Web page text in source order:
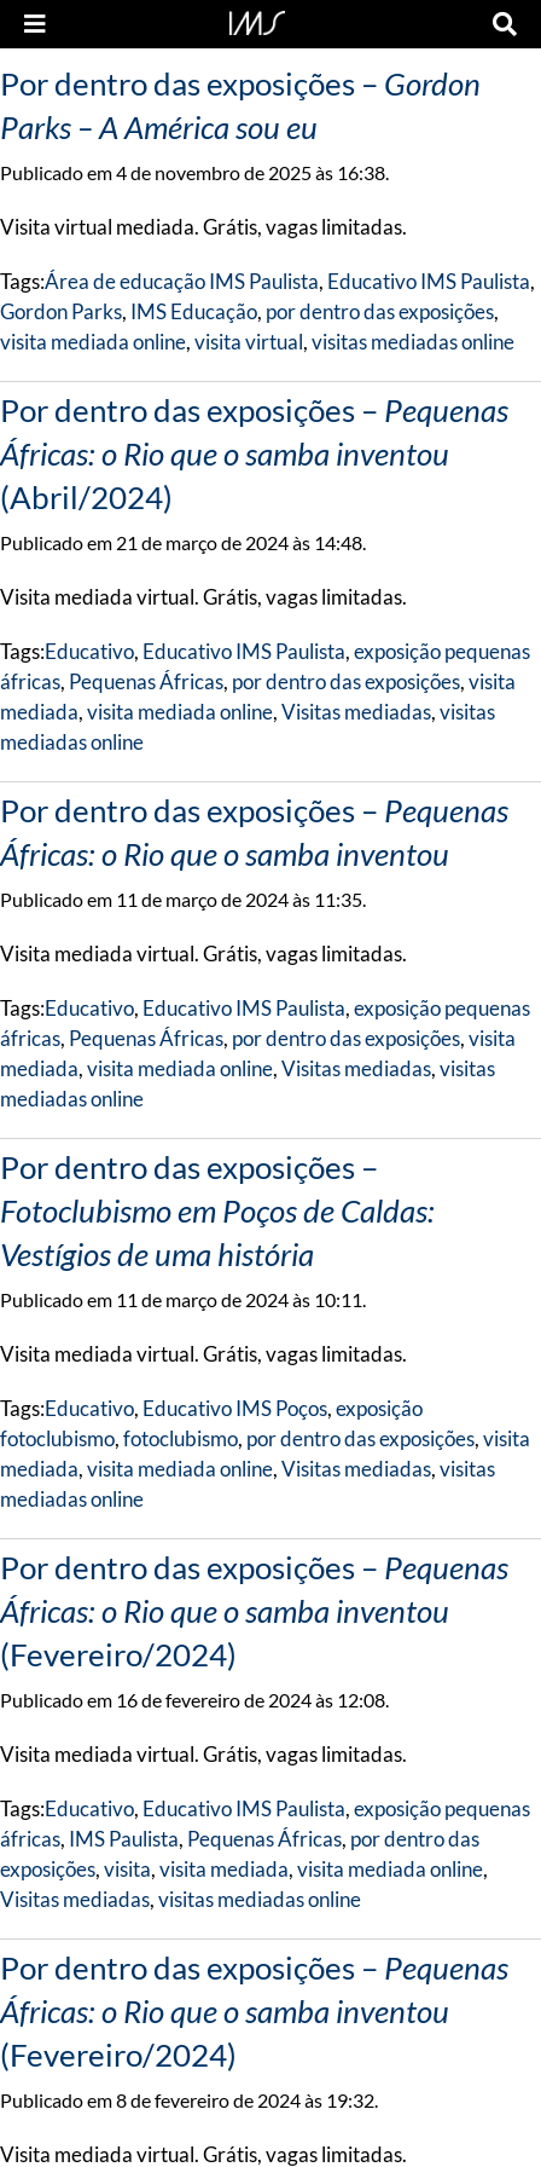
Por dentro das exposições – Gordon
Parks – A América sou eu
Publicado em 4 de novembro de 2025 às 16:38.
Visita virtual mediada. Grátis, vagas limitadas.
Tags:Área de educação IMS Paulista, Educativo IMS Paulista,
Gordon Parks, IMS Educação, por dentro das exposições,
visita mediada online,visita virtual,visitas mediadas online
Por dentro das exposições – Pequenas
Áfricas: o Rio que o samba inventou
(Abril/2024)
Publicado em 21 de março de 2024 às 14:48.
Visita mediada virtual. Grátis, vagas limitadas.
Tags:Educativo, Educativo IMS Paulista,exposição pequenas
áfricas, Pequenas Áfricas, por dentro das exposições,visita
mediada,visita mediada online,Visitas mediadas,visitas
mediadas online
Por dentro das exposições – Pequenas
Áfricas: o Rio que o samba inventou
Publicado em 11 de março de 2024 às 11:35.
Visita mediada virtual. Grátis, vagas limitadas.
Tags:Educativo, Educativo IMS Paulista,exposição pequenas
áfricas, Pequenas Áfricas, por dentro das exposições,visita
mediada,visita mediada online,Visitas mediadas,visitas
mediadas online
Por dentro das exposições –
Fotoclubismo em Poços de Caldas:
Vestígios de uma história
Publicado em 11 de março de 2024 às 10:11.
Visita mediada virtual. Grátis, vagas limitadas.
Tags:Educativo, Educativo IMS Poços,exposição
fotoclubismo,fotoclubismo, por dentro das exposições,visita
mediada,visita mediada online,Visitas mediadas,visitas
mediadas online
Por dentro das exposições – Pequenas
Áfricas: o Rio que o samba inventou
(Fevereiro/2024)
Publicado em 16 de fevereiro de 2024 às 12:08.
Visita mediada virtual. Grátis, vagas limitadas.
Tags:Educativo, Educativo IMS Paulista,exposição pequenas
áfricas, IMS Paulista, Pequenas Áfricas, por dentro das
exposições,visita,visita mediada,visita mediada online,
Visitas mediadas,visitas mediadas online
Por dentro das exposições – Pequenas
Áfricas: o Rio que o samba inventou
(Fevereiro/2024)
Publicado em 8 de fevereiro de 2024 às 19:32.
Visita mediada virtual. Grátis, vagas limitadas.